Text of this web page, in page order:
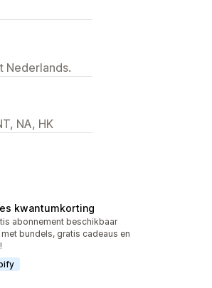
Nederlands.
NA, HK
kwantumkorting
totaal
abonnement beschikbaar
bundels, gratis cadeaus en